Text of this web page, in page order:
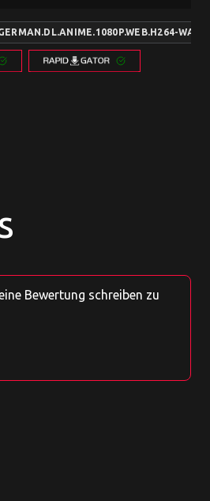
Bewertung schreiben zu